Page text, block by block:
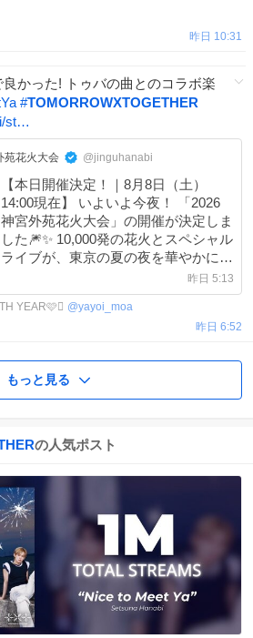
昨日 10:31
かった! トゥバの曲とのコラボ楽
#TOMORROWXTOGETHER
st…
苑花火大会 @jinguhanabi
【本日開催決定！｜8月8日（土）
14:00現在】 いよいよ今夜！ 「2026
神宮外苑花火大会」の開催が決定しま
した🎆✨ 10,000発の花火とスペシャル
ライブが、東京の夏の夜を華やかに彩
ります。 心に残る特別なひととき
を、ぜひ会場でお楽しみください！
昨日 5:13
YEAR🩷🪾 @yayoi_moa
昨日 6:52
もっと見る
の人気ポスト